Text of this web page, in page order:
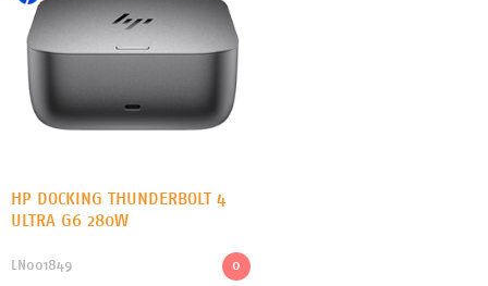
HP DOCKING THUNDERBOLT 4
ULTRA G6 280W
0
LN001849